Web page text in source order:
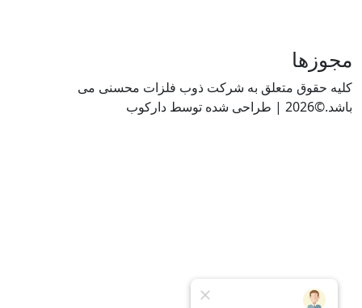
متعلق به شرکت ذوب فلزات محسنی می